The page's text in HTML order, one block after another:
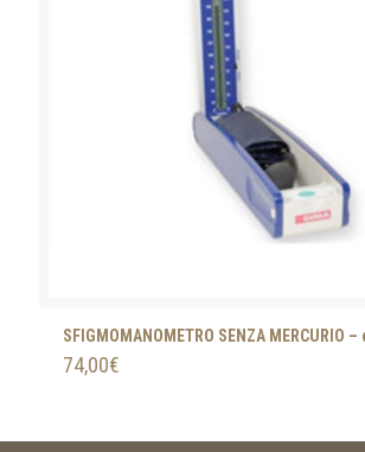
SFIGMOMANOMETRO SENZA MERCURIO
74,00€